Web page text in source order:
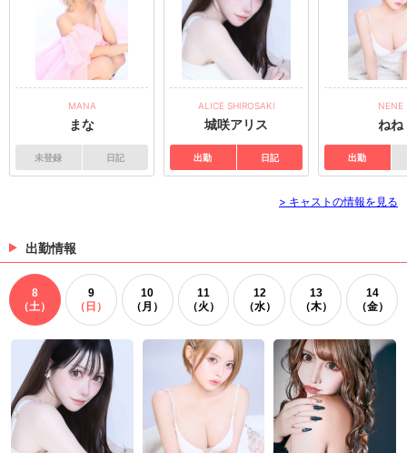
ック🧸💓 ・TikTok ・Instagram ・Twitter ・YouTube
（04/08 17:11）
> ホットニュース一覧を見る
MANA
まな
未登録 日記
ALICE SHIROSAKI
城咲アリス
出勤 日記
NENE
ねね
出勤
> キャストの情報を見る
出勤情報
8
（土）
9
（日）
10
（月）
11
（火）
12
（水）
13
（木）
14
（金）